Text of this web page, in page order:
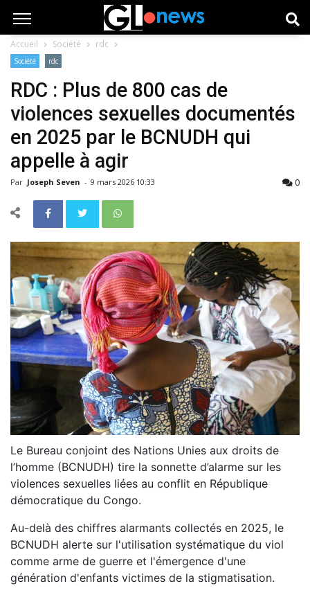
Accueil Société rdc
Société rdc
RDC : Plus de 800 cas de
violences sexuelles documentés
en 2025 par le BCNUDH qui
appelle à agir
Par Joseph Seven - 9 mars 2026 10:33 0
Le Bureau conjoint des Nations Unies aux droits de
l’homme (BCNUDH) tire la sonnette d’alarme sur les
violences sexuelles liées au conflit en République
démocratique du Congo.
Au-delà des chiffres alarmants collectés en 2025, le
BCNUDH alerte sur l'utilisation systématique du viol
comme arme de guerre et l'émergence d'une
génération d'enfants victimes de la stigmatisation.